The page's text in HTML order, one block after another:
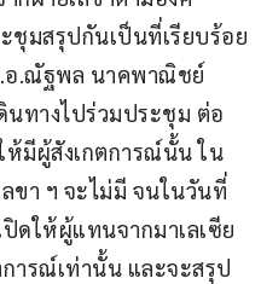
ชุมสรุปกันเป็นที่เรียบร้อย
.อ.ณัฐพล นาคพาณิชย์
ทางไปร่วมประชุม ต่อ
มีผู้สังเกตการณ์นั้น ใน
ขา ฯ จะไม่มี จนในวันที่
ดให้ผู้แทนจากมาเลเซีย
ารณ์เท่านั้น และจะสรุป